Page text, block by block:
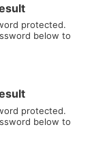
protected.
below to
protected.
below to